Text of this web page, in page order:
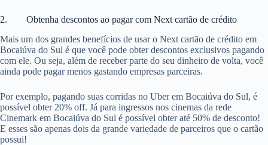
2. Obtenha descontos ao pagar com Next cartão de crédito
Mais um dos grandes benefícios de usar o Next cartão de crédito em
Bocaiúva do Sul é que você pode obter descontos exclusivos pagando
com ele. Ou seja, além de receber parte do seu dinheiro de volta, você
ainda pode pagar menos gastando empresas parceiras.
Por exemplo, pagando suas corridas no Uber em Bocaiúva do Sul, é
possível obter 20% off. Já para ingressos nos cinemas da rede
Cinemark em Bocaiúva do Sul é possível obter até 50% de desconto!
E esses são apenas dois da grande variedade de parceiros que o cartão
possui!